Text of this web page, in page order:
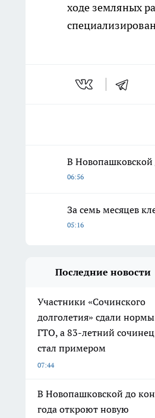
ходе земляных
В Новопашковской
06:56
За семь месяцев
05:16
Последние новости
Участники «Сочинского
долголетия» сдали нормы
ГТО, а 83-летний сочинец
стал примером
07:44
В Новопашковской до
года откроют новую